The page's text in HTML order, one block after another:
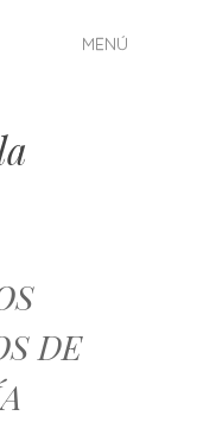
MENÚ
DE